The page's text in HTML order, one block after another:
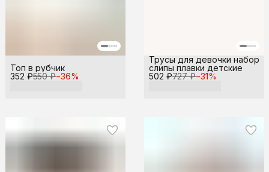
352 ₽550 ₽−36%
Топ в рубчик
502 ₽727 ₽−31%
Трусы для девочки набор
слипы плавки детские